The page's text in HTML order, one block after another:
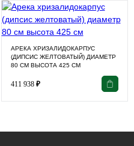
АРЕКА ХРИЗАЛИДОКАРПУС
(ДИПСИС ЖЕЛТОВАТЫЙ) ДИАМЕТР
80 СМ ВЫСОТА 425 СМ
411 938 ₽